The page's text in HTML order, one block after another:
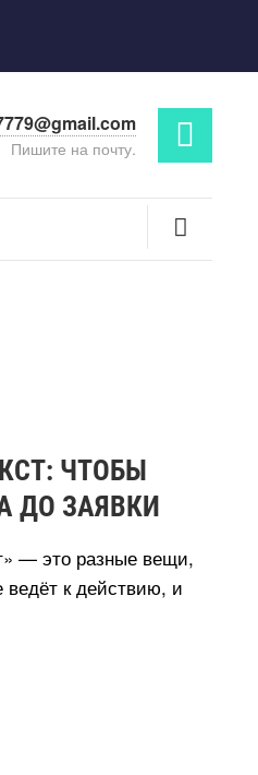
Пишите на почту.
ЧТОБЫ
ДО ЗАЯВКИ
— это разные вещи,
ведёт к действию, и